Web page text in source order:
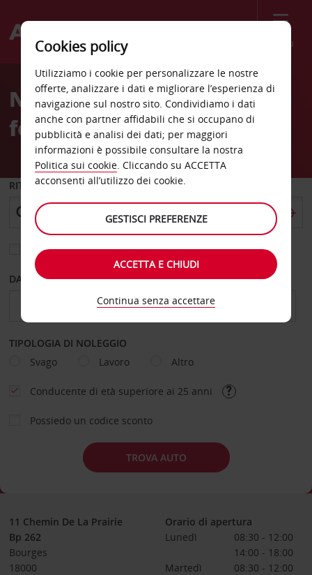
Menù
Welcome
AvisNoleggio auto Stazione
ferroviaria di Bourges
RITIRO DA
Scegli una località di riconsegna diversa
DAL GIORNO AL GIORNO
TIPOLOGIA DI NOLEGGIO
Svago
Lavoro Altro
Conducente di età superiore ai 25 anni
Possiedo un codice sconto
TROVA AUTO
11 Chemin De La Prairie
Bp 262
Bourges
18000
Orario di apertura
Lunedì
08:30 - 12:00
14:00 - 18:00
Martedì
08:30 - 12:00
Cookies policy
Utilizziamo i cookie per personalizzare le nostre
offerte, analizzare i dati e migliorare l’esperienza di
navigazione sul nostro sito. Condividiamo i dati
anche con partner affidabili che si occupano di
pubblicità e analisi dei dati; per maggiori
informazioni è possibile consultare la nostra
Politica sui cookie. Cliccando su ACCETTA
acconsenti all’utilizzo dei cookie.
GESTISCI PREFERENZE
ACCETTA E CHIUDI
Continua senza accettare